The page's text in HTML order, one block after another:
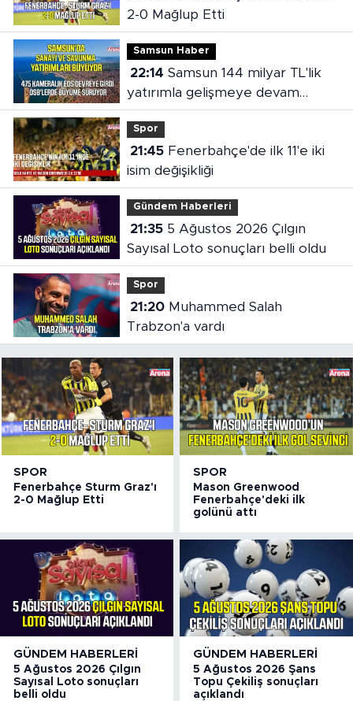
2-0 Mağlup Etti
Samsun Haber
22:14
yatırımla gelişmeye devam
ediyor
Spor
21:45Fenerbahçe'de ilk 11'e iki
isim değişikliği
Gündem Haberleri
21:355 Ağustos 2026 Çılgın
Sayısal Loto sonuçları belli oldu
Spor
21:20Muhammed Salah
Trabzon'a vardı
SPOR
Fenerbahçe Sturm Graz'ı
2-0 Mağlup Etti
SPOR
Mason Greenwood
Fenerbahçe'deki ilk
golünü attı
GÜNDEM HABERLERI
5 Ağustos 2026 Çılgın
Sayısal Loto sonuçları
belli oldu
GÜNDEM HABERLERI
5 Ağustos 2026 Şans
Topu Çekiliş sonuçları
açıklandı